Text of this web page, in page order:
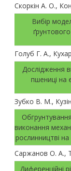
Скоркін А. О.,
Вибір
Голуб Г. А.,
Дослідження
пшениці на
Зубко В. М.,
виконання
рослинництві на
Саржанов О. А.,
Диференційні